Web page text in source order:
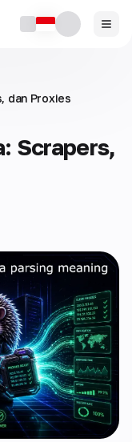
dan Proxies
Scrapers,